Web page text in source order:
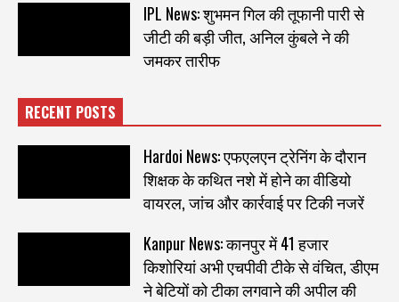
IPL News: शुभमन गिल की तूफानी पारी से
जीटी की बड़ी जीत, अनिल कुंबले ने की
जमकर तारीफ
RECENT POSTS
Hardoi News: एफएलएन ट्रेनिंग के दौरान
शिक्षक के कथित नशे में होने का वीडियो
वायरल, जांच और कार्रवाई पर टिकी नजरें
Kanpur News: कानपुर में 41 हजार
किशोरियां अभी एचपीवी टीके से वंचित, डीएम
ने बेटियों को टीका लगवाने की अपील की